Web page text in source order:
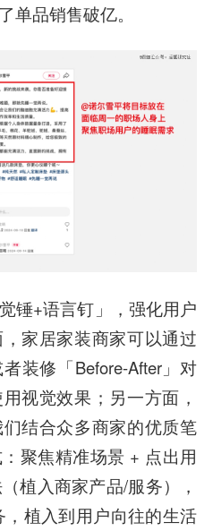
单品销售破亿。
锤+语言钉」，强化用户
家居家装商家可以通过
装修「Before-After」对
视觉效果；另一方面，
结合众多商家的优质笔
聚焦精准场景 + 点出用
植入商家产品/服务），
植入到用户向往的生活